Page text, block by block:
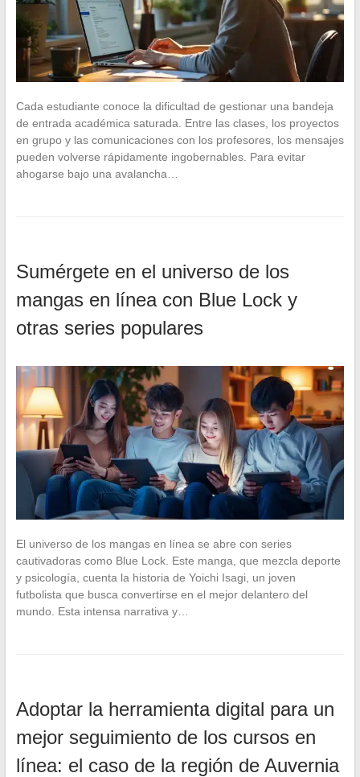
Cada estudiante conoce la dificultad de gestionar una bandeja
de entrada académica saturada. Entre las clases, los proyectos
en grupo y las comunicaciones con los profesores, los mensajes
pueden volverse rápidamente ingobernables. Para evitar
ahogarse bajo una avalancha…
Sumérgete en el universo de los
mangas en línea con Blue Lock y
otras series populares
El universo de los mangas en línea se abre con series
cautivadoras como Blue Lock. Este manga, que mezcla deporte
y psicología, cuenta la historia de Yoichi Isagi, un joven
futbolista que busca convertirse en el mejor delantero del
mundo. Esta intensa narrativa y…
Adoptar la herramienta digital para un
mejor seguimiento de los cursos en
línea: el caso de la región de Auvernia